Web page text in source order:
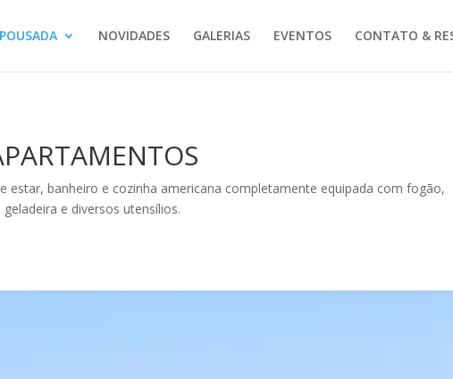
NOVIDADES GALERIAS EVENTOS CONTATO &
estar, banheiro e cozinha americana completamente equipada com fogão,
geladeira e diversos utensílios.